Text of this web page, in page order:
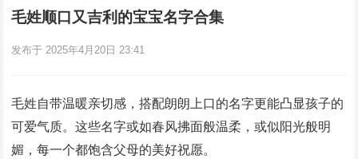
毛姓顺口又吉利的宝宝名字合集
发布于 2025年4月20日 23:41
毛姓自带温暖亲切感，搭配朗朗上口的名字更能凸显孩子的
可爱气质。这些名字或如春风拂面般温柔，或似阳光般明
媚，每一个都饱含父母的美好祝愿。